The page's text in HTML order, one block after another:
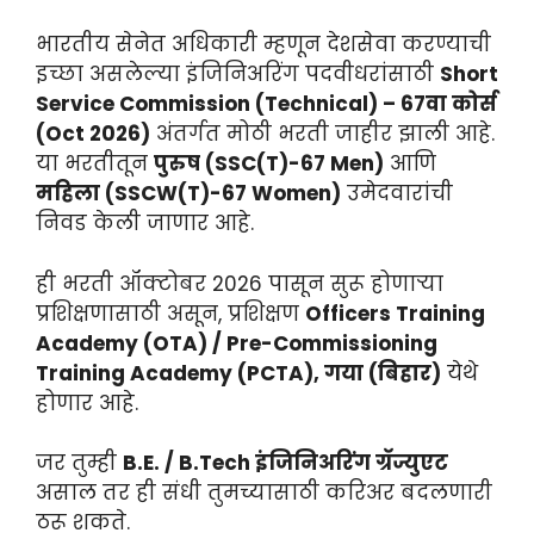
भारतीय सेनेत अधिकारी म्हणून देशसेवा करण्याची
इच्छा असलेल्या इंजिनिअरिंग पदवीधरांसाठी Short
Service Commission (Technical) – 67वा कोर्स
(Oct 2026) अंतर्गत मोठी भरती जाहीर झाली आहे.
या भरतीतून पुरुष (SSC(T)-67 Men) आणि
महिला (SSCW(T)-67 Women) उमेदवारांची
निवड केली जाणार आहे.
ही भरती ऑक्टोबर 2026 पासून सुरू होणाऱ्या
प्रशिक्षणासाठी असून, प्रशिक्षण Officers Training
Academy (OTA) / Pre-Commissioning
Training Academy (PCTA), गया (बिहार) येथे
होणार आहे.
जर तुम्ही B.E. / B.Tech इंजिनिअरिंग ग्रॅज्युएट
असाल तर ही संधी तुमच्यासाठी करिअर बदलणारी
ठरू शकते.